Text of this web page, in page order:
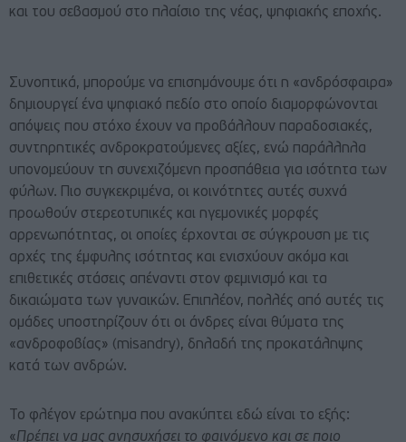
και του σεβασμού στο πλαίσιο της νέας, ψηφιακής εποχής.
Συνοπτικά, μπορούμε να επισημάνουμε ότι η «ανδρόσφαιρα»
δημιουργεί ένα ψηφιακό πεδίο στο οποίο διαμορφώνονται
απόψεις που στόχο έχουν να προβάλλουν παραδοσιακές,
συντηρητικές ανδροκρατούμενες αξίες, ενώ παράλληλα
υπονομεύουν τη συνεχιζόμενη προσπάθεια για ισότητα των
φύλων. Πιο συγκεκριμένα, οι κοινότητες αυτές συχνά
προωθούν στερεοτυπικές και ηγεμονικές μορφές
αρρενωπότητας, οι οποίες έρχονται σε σύγκρουση με τις
αρχές της έμφυλης ισότητας και ενισχύουν ακόμα και
επιθετικές στάσεις απέναντι στον φεμινισμό και τα
δικαιώματα των γυναικών. Επιπλέον, πολλές από αυτές τις
ομάδες υποστηρίζουν ότι οι άνδρες είναι θύματα της
«ανδροφοβίας» (misandry), δηλαδή της προκατάληψης
κατά των ανδρών.
Το φλέγον ερώτημα που ανακύπτει εδώ είναι το εξής:
«Πρέπει να μας ανησυχήσει το φαινόμενο και σε ποιο